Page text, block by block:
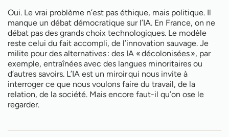
Oui. Le vrai problème n’est pas éthique, mais politique. Il
manque un débat démocratique sur l’IA. En France, on ne
débat pas des grands choix technologiques. Le modèle
reste celui du fait accompli, de l’innovation sauvage. Je
milite pour des alternatives : des IA « décolonisées », par
exemple, entraînées avec des langues minoritaires ou
d’autres savoirs. L’IA est un miroir qui nous invite à
interroger ce que nous voulons faire du travail, de la
relation, de la société. Mais encore faut-il qu’on ose le
regarder.